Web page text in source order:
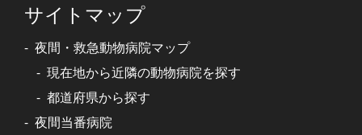
サイトマップ
夜間・救急動物病院マップ
現在地から近隣の動物病院を探す
都道府県から探す
夜間当番病院